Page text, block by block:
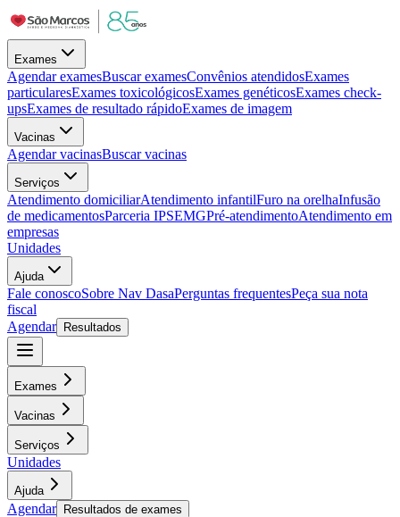
Exames
Agendar examesBuscar examesConvênios atendidosExames
particularesExames toxicológicosExames genéticosExames check-
upsExames de resultado rápidoExames de imagem
Vacinas
Agendar vacinasBuscar vacinas
Serviços
Atendimento domiciliarAtendimento infantilFuro na orelhaInfusão
de medicamentosParceria IPSEMGPré-atendimentoAtendimento em
empresas
Unidades
Ajuda
Fale conoscoSobre Nav DasaPerguntas frequentesPeça sua nota
fiscal
Agendar
Resultados
Exames
Vacinas
Serviços
Unidades
Ajuda
Agendar Resultados de exames